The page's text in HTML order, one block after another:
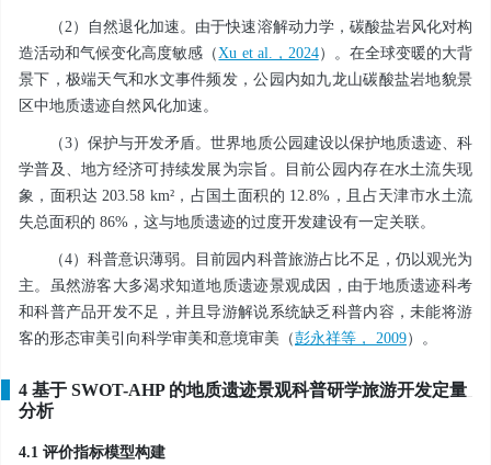
（2）自然退化加速。由于快速溶解动力学，碳酸盐岩风化对构
造活动和气候变化高度敏感（Xu et al.，2024）。在全球变暖的大背
景下，极端天气和水文事件频发，公园内如九龙山碳酸盐岩地貌景
区中地质遗迹自然风化加速。
（3）保护与开发矛盾。世界地质公园建设以保护地质遗迹、科
学普及、地方经济可持续发展为宗旨。目前公园内存在水土流失现
象，面积达 203.58 km²，占国土面积的 12.8%，且占天津市水土流
失总面积的 86%，这与地质遗迹的过度开发建设有一定关联。
（4）科普意识薄弱。目前园内科普旅游占比不足，仍以观光为
主。虽然游客大多渴求知道地质遗迹景观成因，由于地质遗迹科考
和科普产品开发不足，并且导游解说系统缺乏科普内容，未能将游
客的形态审美引向科学审美和意境审美（彭永祥等， 2009）。
4 基于 SWOT-AHP 的地质遗迹景观科普研学旅游开发定量
分析
4.1 评价指标模型构建